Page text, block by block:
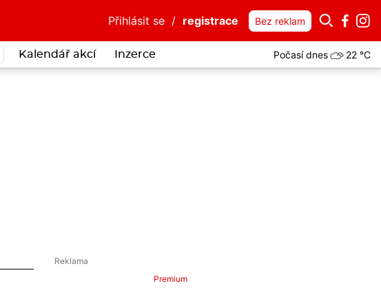
Přihlásit se / registrace Bez reklam
Kalendář akcí Inzerce Počasí dnes 22 °C
Premium